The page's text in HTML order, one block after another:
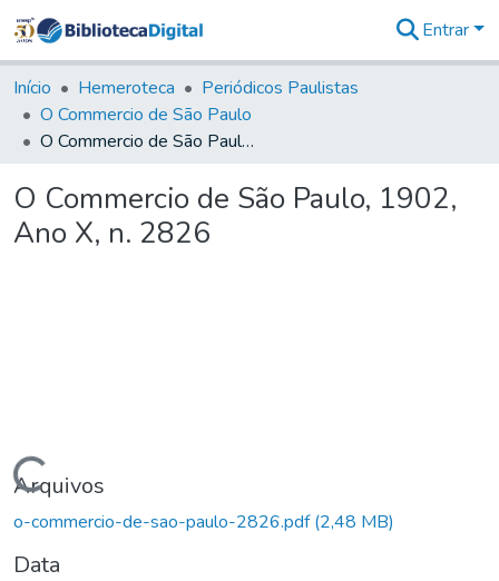
&
Coleções
Tudo na
Biblioteca
Estatísticas
Entrar
Início Hemeroteca
Periódicos Paulistas
O Commercio de São Paulo
O Commercio de São Paulo, 1902, Ano X, n. 2826
O Commercio de São Paulo, 1902,
Ano X, n. 2826
Carregando...
Arquivos
o-commercio-de-sao-paulo-2826.pdf(2,48 MB)
Data